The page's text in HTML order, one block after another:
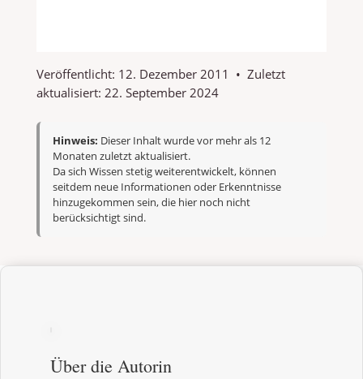
Veröffentlicht: 12. Dezember 2011 • Zuletzt
aktualisiert: 22. September 2024
Hinweis: Dieser Inhalt wurde vor mehr als 12
Monaten zuletzt aktualisiert.
Da sich Wissen stetig weiterentwickelt, können
seitdem neue Informationen oder Erkenntnisse
hinzugekommen sein, die hier noch nicht
berücksichtigt sind.
Über die Autorin